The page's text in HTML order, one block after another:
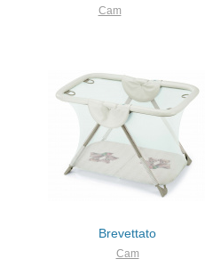
Cam
Brevettato
Cam